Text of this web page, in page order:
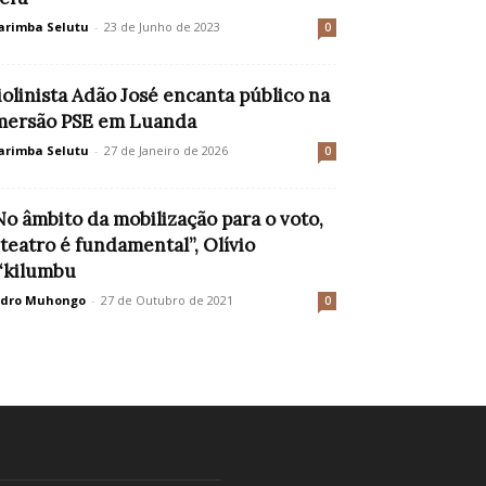
Selutu - 23 de Junho de 2023 0
Adão José encanta público na
PSE em Luanda
Selutu - 27 de Janeiro de 2026 0
âmbito da mobilização para o voto,
é fundamental”, Olívio
Muhongo - 27 de Outubro de 2021 0